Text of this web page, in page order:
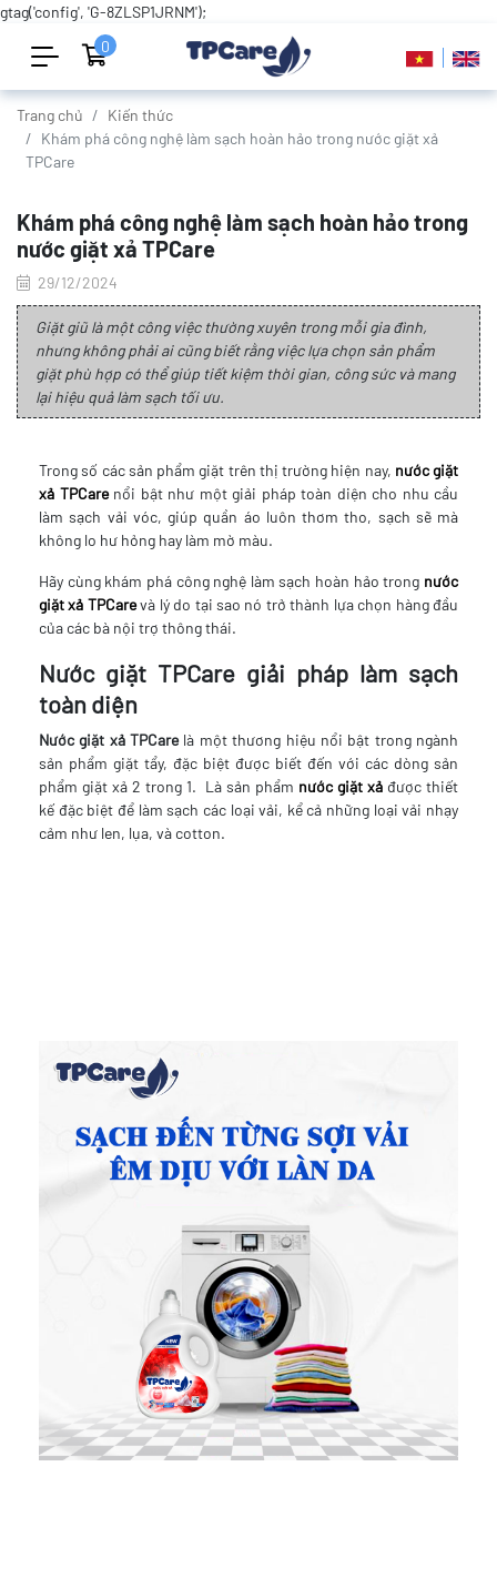
gtag('config', 'G-8ZLSP1JRNM');
0
Trang chủ
Kiến thức
Khám phá công nghệ làm sạch hoàn hảo trong nước giặt xả
TPCare
Khám phá công nghệ làm sạch hoàn hảo trong
nước giặt xả TPCare
29/12/2024
Giặt giũ là một công việc thường xuyên trong mỗi gia đình,
nhưng không phải ai cũng biết rằng việc lựa chọn sản phẩm
giặt phù hợp có thể giúp tiết kiệm thời gian, công sức và mang
lại hiệu quả làm sạch tối ưu.
Trong số các sản phẩm giặt trên thị trường hiện nay, nước giặt
xả TPCarenổi bật như một giải pháp toàn diện cho nhu cầu
làm sạch vải vóc, giúp quần áo luôn thơm tho, sạch sẽ mà
không lo hư hỏng hay làm mờ màu.
Hãy cùng khám phá công nghệ làm sạch hoàn hảo trong nước
giặt xả TPCarevà lý do tại sao nó trở thành lựa chọn hàng đầu
của các bà nội trợ thông thái.
Nước giặt TPCare giải pháp làm sạch
toàn diện
Nước giặt xả TPCarelà một thương hiệu nổi bật trong ngành
sản phẩm giặt tẩy, đặc biệt được biết đến với các dòng sản
phẩm giặt xả 2 trong 1. Là sản phẩm nước giặt xả được thiết
kế đặc biệt để làm sạch các loại vải, kể cả những loại vải nhạy
cảm như len, lụa, và cotton.